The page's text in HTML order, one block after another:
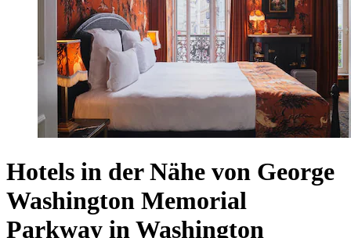
Hotels in der Nähe von George
Washington Memorial
Parkway in Washington